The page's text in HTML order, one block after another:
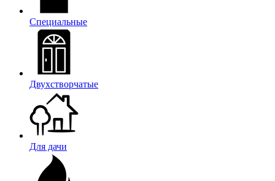
Специальные
Двухстворчатые
Для дачи